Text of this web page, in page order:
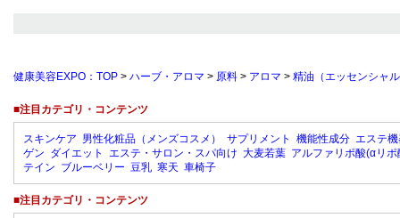
健康美容EXPO：TOP > ハーブ・アロマ > 原料 > アロマ > 精油（エッセンシャ
■注目カテゴリ・コンテンツ
スキンケア 男性化粧品（メンズコスメ） サプリメント 機能性成分 エステ
ゲン ダイエット エステ・サロン・スパ向け 大麦若葉 アルファリポ酸(αリポ
テイン ブルーベリー 豆乳 寒天 車椅子
■注目カテゴリ・コンテンツ